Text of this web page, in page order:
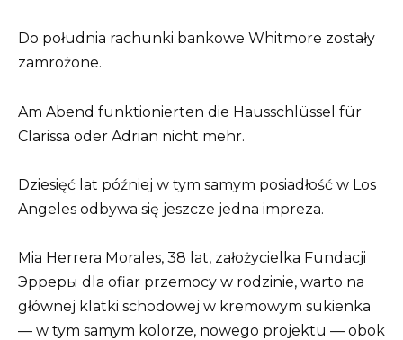
Do południa rachunki bankowe Whitmore zostały
zamrożone.
Am Abend funktionierten die Hausschlüssel für
Clarissa oder Adrian nicht mehr.
Dziesięć lat później w tym samym posiadłość w Los
Angeles odbywa się jeszcze jedna impreza.
Mia Herrera Morales, 38 lat, założycielka Fundacji
Эрреры dla ofiar przemocy w rodzinie, warto na
głównej klatki schodowej w kremowym sukienka
— w tym samym kolorze, nowego projektu — obok